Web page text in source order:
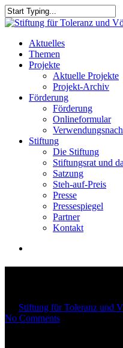
Skip
to
content
Close
search
Menu
Aktuelles
Themen
Projekte
Aktuelle Projekte
Projekt-Archiv
Förderung
Förderung
Onlineformular
Stiftung
Die Stiftung
Stiftungsrat und
Satzung
Steh-auf-Preis
Presse
Pressespiegel
Partner
Kontakt
Stiftung für Toleranz und
No Comments